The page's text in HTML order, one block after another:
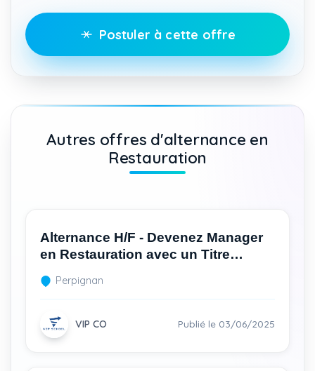
Postuler à cette offre
Autres offres d'alternance en
Restauration
Alternance H/F - Devenez Manager
en Restauration avec un Titre
Perpignan
VIP CO Publié le 03/06/2025